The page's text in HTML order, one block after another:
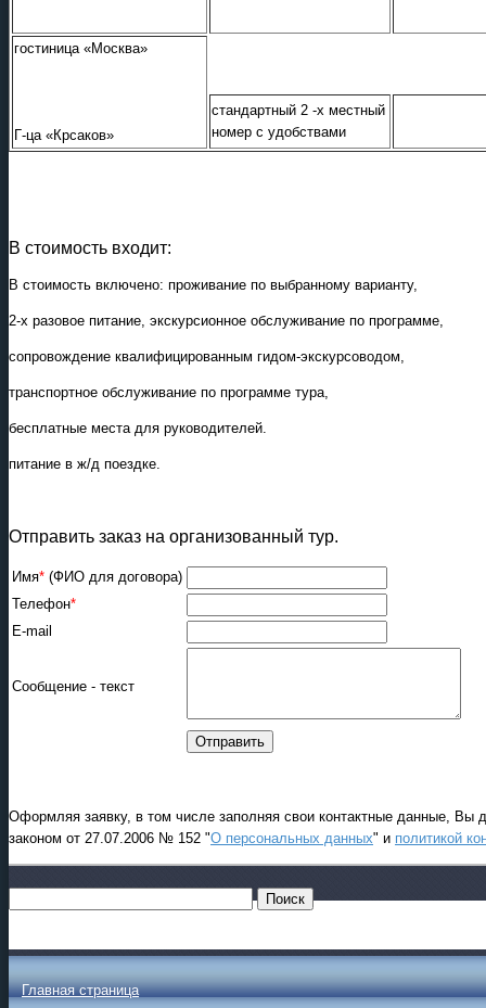
гостиница «Москва»
Г-ца «Крсаков»
стандартный 2 -х местный
номер с удобствами
В стоимость входит:
В стоимость включено: проживание по выбранному варианту,
2-х разовое питание, экскурсионное обслуживание по программе,
сопровождение квалифицированным гидом-экскурсоводом,
транспортное обслуживание по программе тура,
бесплатные места для руководителей.
питание в ж/д поездке.
Отправить заказ на организованный тур.
Имя* (ФИО для договора)
Телефон*
E-mail
Сообщение - текст
Оформляя заявку, в том числе заполняя свои контактные данные, Вы
законом от 27.07.2006 № 152 "О персональных данных" и политикой
Главная страница